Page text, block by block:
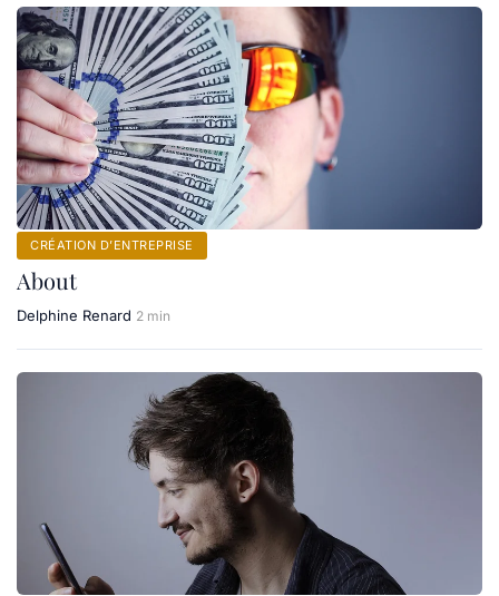
CRÉATION D’ENTREPRISE
About
Delphine Renard 2 min